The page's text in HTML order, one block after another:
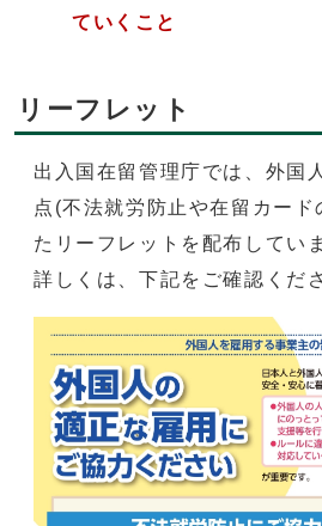
ていくこと
リーフレット
出入国在留管理庁では、外国
点(不法就労防止や在留カー
たリーフレットを配布してい
詳しくは、下記をご確認くだ